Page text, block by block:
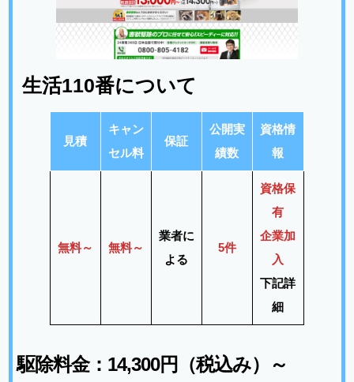
生活110番について
見積
キャン
セル料
保証
公開実
績数
資格情
報
無料～ 無料～
業者に
よる
5件
資格保
有
企業加
入
下記詳
細
駆除料金：14,300円（税込み）～